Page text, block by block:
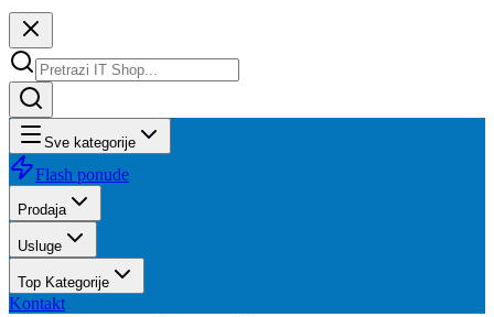
Sve kategorije
Flash ponude
Prodaja
Usluge
Top Kategorije
Kontakt